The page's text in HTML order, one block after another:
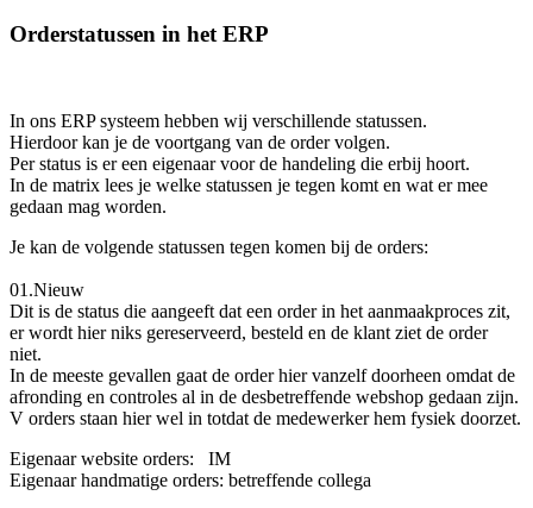
Orderstatussen in het ERP
In ons ERP systeem hebben wij verschillende statussen.
Hierdoor kan je de voortgang van de order volgen.
Per status is er een eigenaar voor de handeling die erbij hoort.
In de matrix lees je welke statussen je tegen komt en wat er mee
gedaan mag worden.
Je kan de volgende statussen tegen komen bij de orders:
01.Nieuw
Dit is de status die aangeeft dat een order in het aanmaakproces zit,
er wordt hier niks gereserveerd, besteld en de klant ziet de order
niet.
In de meeste gevallen gaat de order hier vanzelf doorheen omdat de
afronding en controles al in de desbetreffende webshop gedaan zijn.
V orders staan hier wel in totdat de medewerker hem fysiek doorzet.
Eigenaar website orders:
​ IM
Eigenaar handmatige orders: ​betreffende collega